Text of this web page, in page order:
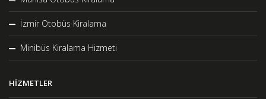
İzmir Otobüs Kiralama
Minibüs Kiralama Hizmeti
HIZMETLER